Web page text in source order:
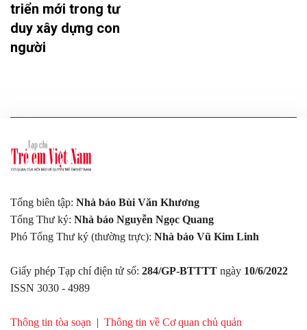
triển mới trong tư
duy xây dựng con
người
Tổng biên tập: Nhà báo Bùi Văn Khương
Tổng Thư ký: Nhà báo Nguyễn Ngọc Quang
Phó Tổng Thư ký (thường trực): Nhà báo Vũ Kim Linh
Giấy phép Tạp chí điện tử số: 284/GP-BTTTT ngày 10/6/2022
ISSN 3030 - 4989
Thông tin tòa soạn
Thông tin về Cơ quan chủ quản